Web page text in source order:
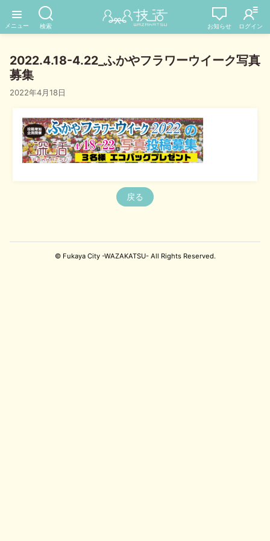
2022.4.18-4.22_ふかやフラワーウイーク写真
募集
2022年4月18日
戻る
© Fukaya City -WAZAKATSU- All Rights Reserved.